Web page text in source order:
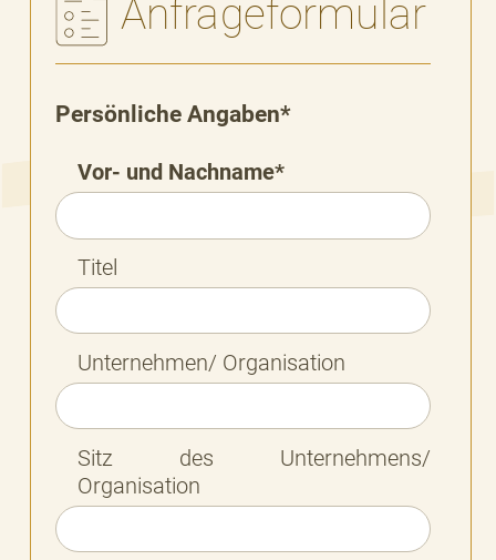
Anfrageformular
Persönliche Angaben*
Vor- und Nachname*
Titel
Unternehmen/ Organisation
Sitz des Unternehmens/
Organisation